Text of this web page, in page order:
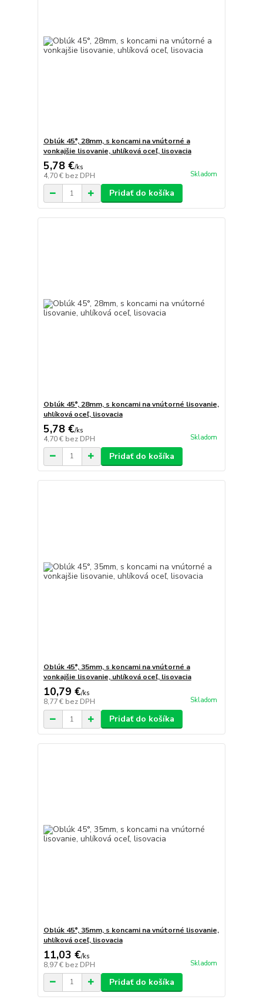
Oblúk 45°, 28mm, s koncami na vnútorné a
vonkajšie lisovanie, uhlíková oceľ, lisovacia
5,78 €/ks
4,70 € bez DPH Skladom
Pridať do košíka
Oblúk 45°, 28mm, s koncami na vnútorné lisovanie,
uhlíková oceľ, lisovacia
5,78 €/ks
4,70 € bez DPH Skladom
Pridať do košíka
Oblúk 45°, 35mm, s koncami na vnútorné a
vonkajšie lisovanie, uhlíková oceľ, lisovacia
10,79 €/ks
8,77 € bez DPH Skladom
Pridať do košíka
Oblúk 45°, 35mm, s koncami na vnútorné lisovanie,
uhlíková oceľ, lisovacia
11,03 €/ks
8,97 € bez DPH Skladom
Pridať do košíka